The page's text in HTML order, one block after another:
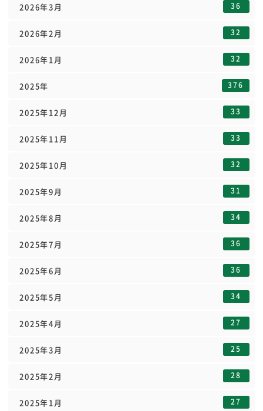
2026年3月 36
2026年2月 32
2026年1月 32
2025年 376
2025年12月 33
2025年11月 33
2025年10月 32
2025年9月 31
2025年8月 34
2025年7月 36
2025年6月 36
2025年5月 34
2025年4月 27
2025年3月 25
2025年2月 28
2025年1月 27